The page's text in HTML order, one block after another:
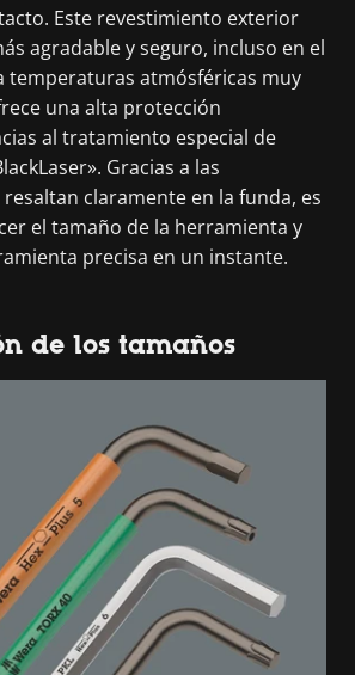
Este revestimiento exterior
agradable y seguro, incluso en el
temperaturas atmósféricas muy
una alta protección
al tratamiento especial de
Gracias a las
claramente en la funda, es
el tamaño de la herramienta y
precisa en un instante.
de los tamaños